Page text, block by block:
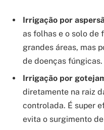
Irrigação por
as folhas e o solo de
grandes áreas, mas
de doenças fúngicas.
Irrigação por
diretamente na raiz
controlada. É super
evita o surgimento